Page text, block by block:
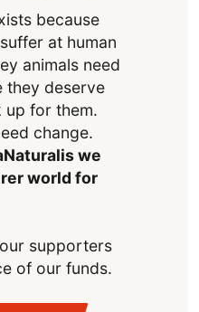
because
at human
animals need
they deserve
up for them.
change.
we
world for
supporters
of our funds.